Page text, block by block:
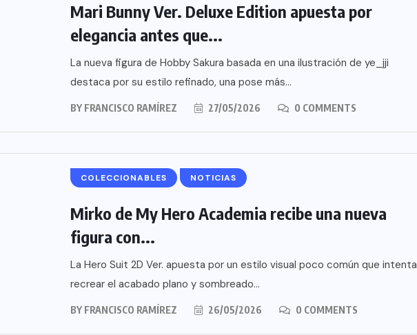
Mari Bunny Ver. Deluxe Edition apuesta por
elegancia antes que...
La nueva figura de Hobby Sakura basada en una ilustración de ye_jji
destaca por su estilo refinado, una pose más...
BY FRANCISCO RAMÍREZ 27/05/2026 0 COMMENTS
COLECCIONABLES NOTICIAS
Mirko de My Hero Academia recibe una nueva
figura con...
La Hero Suit 2D Ver. apuesta por un estilo visual poco común que intenta
recrear el acabado plano y sombreado...
BY FRANCISCO RAMÍREZ 26/05/2026 0 COMMENTS